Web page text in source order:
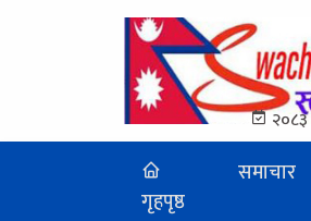
२०८३
गृहपृष्ठ
समाचार